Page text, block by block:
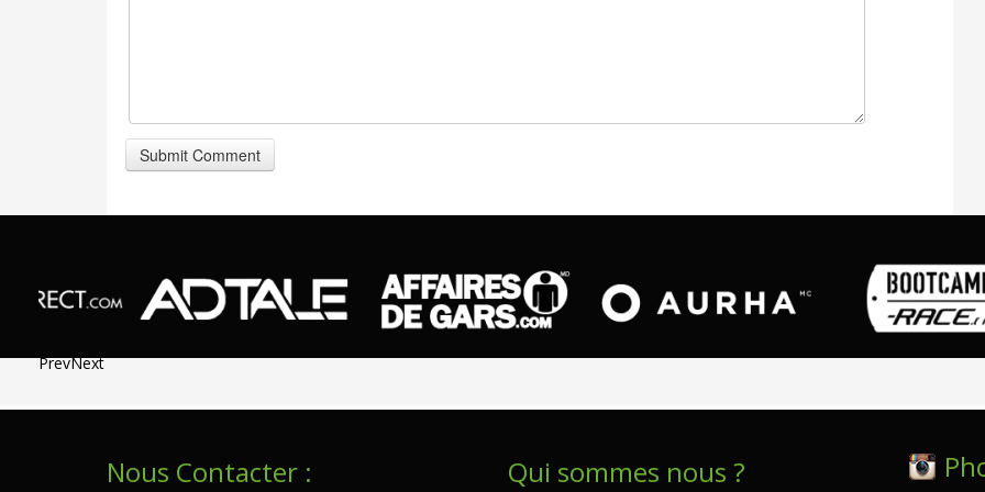
PrevNext
Nous Contacter : Qui sommes nous ?